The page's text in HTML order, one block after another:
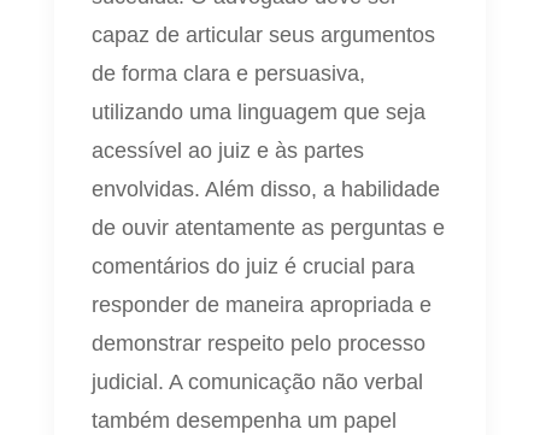
capaz de articular seus argumentos
de forma clara e persuasiva,
utilizando uma linguagem que seja
acessível ao juiz e às partes
envolvidas. Além disso, a habilidade
de ouvir atentamente as perguntas e
comentários do juiz é crucial para
responder de maneira apropriada e
demonstrar respeito pelo processo
judicial. A comunicação não verbal
também desempenha um papel